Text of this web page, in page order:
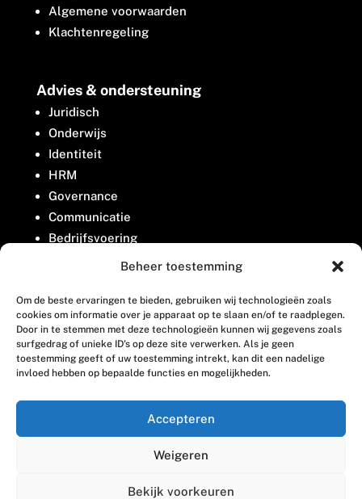
Beheer toestemming
Om de beste ervaringen te bieden, gebruiken wij technologieën zoals
cookies om informatie over je apparaat op te slaan en/of te raadplegen.
Door in te stemmen met deze technologieën kunnen wij gegevens zoals
surfgedrag of unieke ID's op deze site verwerken. Als je geen
toestemming geeft of uw toestemming intrekt, kan dit een nadelige
invloed hebben op bepaalde functies en mogelijkheden.
Accepteren
Weigeren
Bekijk voorkeuren
Algemene voorwaarden
Klachtenregeling
Advies & ondersteuning
Juridisch
Onderwijs
Identiteit
HRM
Governance
Communicatie
Bedrijfsvoering
Belangenbehartiging
Contact
Houttuinlaan 8
3447 GM Woerden